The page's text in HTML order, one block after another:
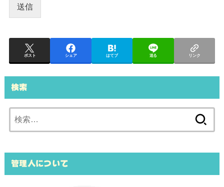
送信
ポスト シェア はてブ 送る リンク
検索
索:
管理人について